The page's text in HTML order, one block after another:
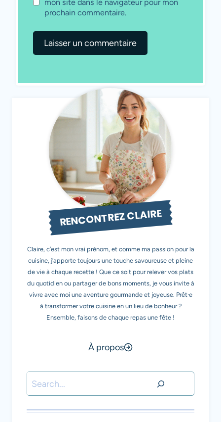
mon site dans le navigateur pour mon
prochain commentaire.
RENCONTREZ CLAIRE
Claire, c’est mon vrai prénom, et comme ma passion pour la
cuisine, j’apporte toujours une touche savoureuse et pleine
de vie à chaque recette ! Que ce soit pour relever vos plats
du quotidien ou partager de bons moments, je vous invite à
vivre avec moi une aventure gourmande et joyeuse. Prêt·e
à transformer votre cuisine en un lieu de bonheur ?
Ensemble, faisons de chaque repas une fête !
À propos
Rechercher